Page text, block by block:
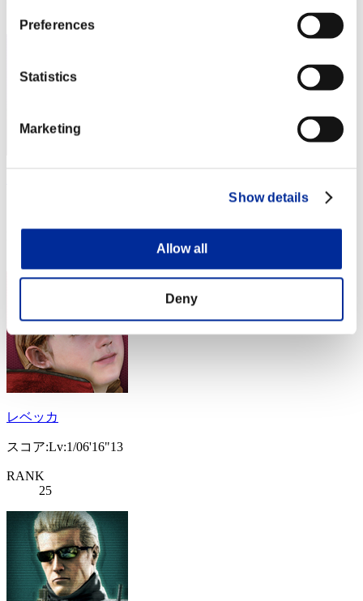
Preferences
Statistics
Marketing
Show details
Allow all
Deny
レベッカ
スコア:Lv:1/06'16"13
RANK
25